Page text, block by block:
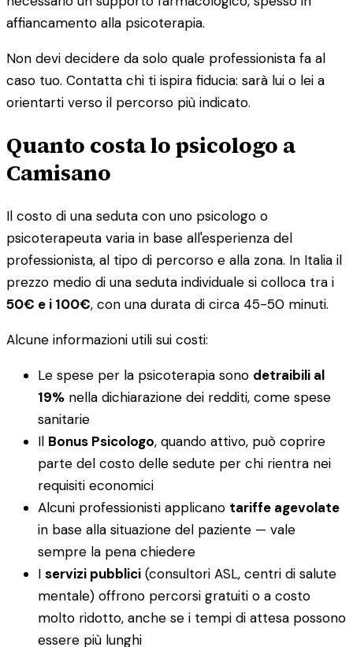
affiancamento alla psicoterapia.
Non devi decidere da solo quale professionista fa al
caso tuo. Contatta chi ti ispira fiducia: sarà lui o lei a
orientarti verso il percorso più indicato.
Quanto costa lo psicologo a
Camisano
Il costo di una seduta con uno psicologo o
psicoterapeuta varia in base all'esperienza del
professionista, al tipo di percorso e alla zona. In Italia il
prezzo medio di una seduta individuale si colloca tra i
50€ e i 100€, con una durata di circa 45-50 minuti.
Alcune informazioni utili sui costi:
Le spese per la psicoterapia sono detraibili al
19% nella dichiarazione dei redditi, come spese
sanitarie
Il Bonus Psicologo, quando attivo, può coprire
parte del costo delle sedute per chi rientra nei
requisiti economici
Alcuni professionisti applicano tariffe agevolate
in base alla situazione del paziente — vale
sempre la pena chiedere
I servizi pubblici (consultori ASL, centri di salute
mentale) offrono percorsi gratuiti o a costo
molto ridotto, anche se i tempi di attesa possono
essere più lunghi